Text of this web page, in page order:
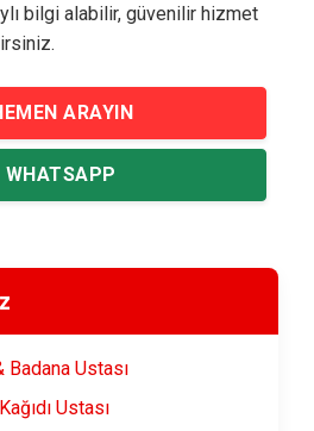
bilgi alabilir, güvenilir hizmet
ARAYIN
WHATSAPP
Badana Ustası
Ustası